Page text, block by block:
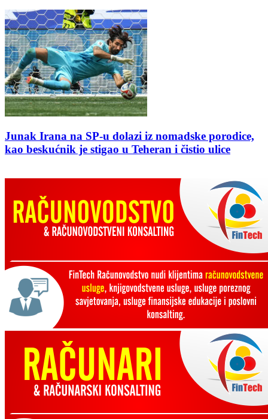
Junak Irana na SP-u dolazi iz nomadske porodice,
kao beskućnik je stigao u Teheran i čistio ulice